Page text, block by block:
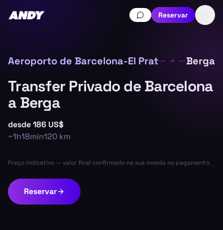
Reservar
Aeroporto de Barcelona-El Prat Berga
Transfer Privado de Barcelona
a Berga
desde186 US$
~1h18min120 km
Preço indicativo — valor final confirmado na sua moeda no pagamento.
Reservar